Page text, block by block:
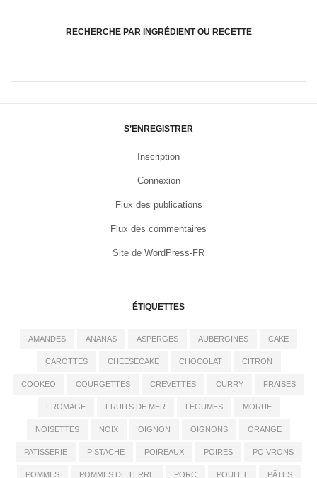
RECHERCHE PAR INGRÉDIENT OU RECETTE
S’ENREGISTRER
Inscription
Connexion
Flux des publications
Flux des commentaires
Site de WordPress-FR
ÉTIQUETTES
AMANDES ANANAS ASPERGES AUBERGINES CAKE
CAROTTES CHEESECAKE CHOCOLAT CITRON
COOKEO COURGETTES CREVETTES CURRY FRAISES
FROMAGE FRUITS DE MER LÉGUMES MORUE
NOISETTES NOIX OIGNON OIGNONS ORANGE
PATISSERIE PISTACHE POIREAUX POIRES POIVRONS
POMMES POMMES DE TERRE PORC POULET PÂTES